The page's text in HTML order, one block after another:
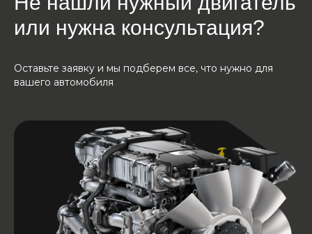
или нужна консультация?
Оставьте заявку и мы подберем все, что нужно для
вашего автомобиля